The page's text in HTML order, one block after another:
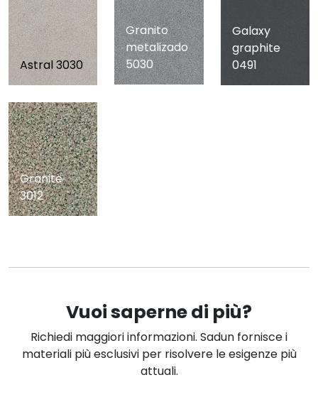
Astral 3030
Granito
metalizado
5030
Galaxy
graphite
0491
Granite
3012
Vuoi saperne di più?
Richiedi maggiori informazioni. Sadun fornisce i
materiali più esclusivi per risolvere le esigenze più
attuali.